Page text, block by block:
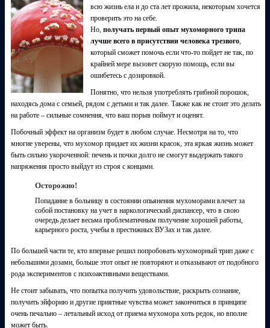
всю жизнь ела и до ста лет прожила, некоторым хочется
проверить это на себе.
Но, получать первый опыт мухоморного трипа
лучше всего в присутствии человека трезвого,
который сможет помочь если что-то пойдет не так, по
крайней мере вызовет скорую помощь, если вы
ошибетесь с дозировкой.
Понятно, что нельзя употреблять грибной порошок,
находясь дома с семьей, рядом с детьми и так далее. Также как не стоит это делать
на работе – сильные сомнения, что ваш порыв поймут и оценят.
Побочный эффект на организм будет в любом случае. Несмотря на то, что
многие уверены, что мухомор придает их жизни красок, эта яркая жизнь может
быть сильно укороченной: печень и почки долго не смогут выдержать такого
напряжения просто выйдут из строя с концами.
Осторожно!
Попадание в больницу в состоянии опьянения мухоморами влечет за
собой постановку на учет в наркологический диспансер, что в свою
очередь делает весьма проблематичным получение хорошей работы,
карьерного роста, учебы в престижных ВУЗах и так далее.
По большей части те, кто впервые решил попробовать мухоморный трип даже с
небольшими дозами, больше этот опыт не повторяют и отказывают от подобного
рода экспериментов с психоактивными веществами.
Не стоит забывать, что попытка получить удовольствие, раскрыть сознание,
получить эйфорию и другие приятные чувства может закончиться в принципе
очень печально – летальный исход от приема мухомора хоть редок, но вполне
может быть.